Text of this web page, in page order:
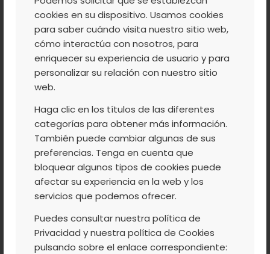
cookies en su dispositivo. Usamos cookies
para saber cuándo visita nuestro sitio web,
cómo interactúa con nosotros, para
enriquecer su experiencia de usuario y para
personalizar su relación con nuestro sitio
web.
Haga clic en los títulos de las diferentes
categorías para obtener más información.
También puede cambiar algunas de sus
preferencias. Tenga en cuenta que
bloquear algunos tipos de cookies puede
afectar su experiencia en la web y los
servicios que podemos ofrecer.
Puedes consultar nuestra política de
Privacidad y nuestra política de Cookies
pulsando sobre el enlace correspondiente:
Licores
Aguardientes(5)